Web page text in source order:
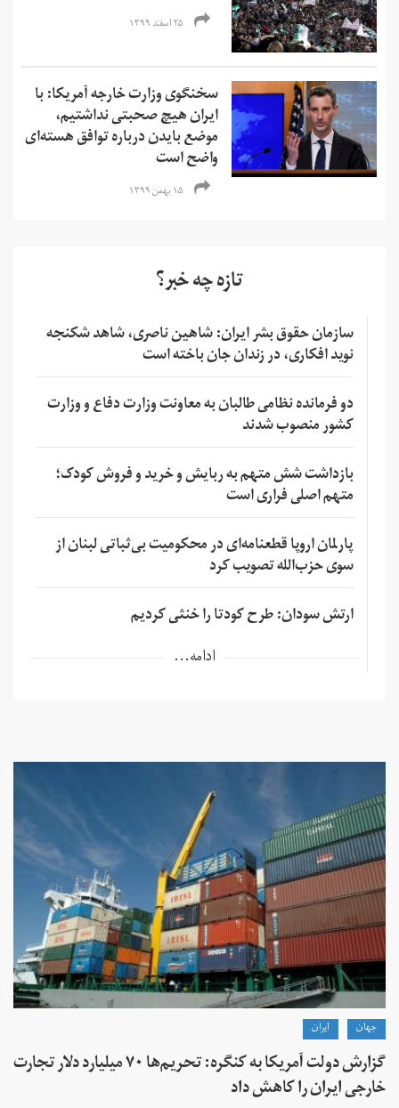
۲۵ اسفند ۱۳۹۹
سخنگوی وزارت خارجه آمریکا: با
ایران هیچ صحبتی نداشتیم،
موضع بایدن درباره توافق هسته‌ای
واضح است
۱۵ بهمن ۱۳۹۹
تازه چه خبر؟
سازمان حقوق بشر ایران: شاهین ناصری، شاهد شکنجه
نوید افکاری، در زندان جان باخته است
دو فرمانده نظامی طالبان به معاونت وزارت دفاع و وزارت
کشور منصوب شدند
بازداشت شش متهم به ربایش و خرید و فروش کودک؛
متهم اصلی فراری است
پارلمان اروپا قطعنامه‌ای در محکومیت بی‌ثباتی لبنان از
سوی حزب‌الله تصویب کرد
ارتش سودان: طرح کودتا را خنثی کردیم
ادامه...
جهان ايران
گزارش دولت آمریکا به کنگره: تحریم‌ها ۷۰ میلیارد دلار تجارت
خارجی ایران را کاهش داد